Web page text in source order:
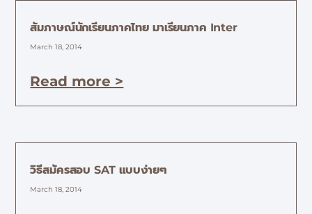
สัมภาษณ์นักเรียนภาคไทย มาเรียนภาค Inter
March 18, 2014
Read more >
วิธีสมัครสอบ SAT แบบง่ายๆ
March 18, 2014